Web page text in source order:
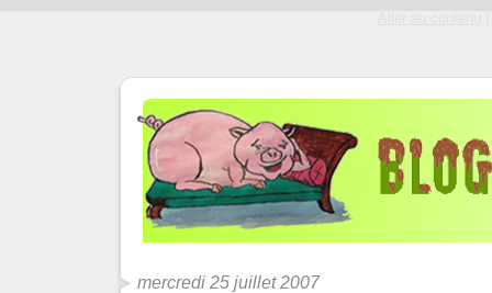
mercredi 25 juillet 2007